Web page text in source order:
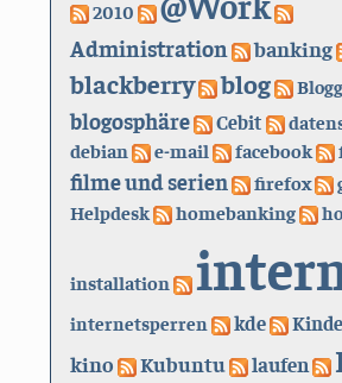
2010
Administration banking
blackberry blog
blogosphäre Cebit
debian e-mail facebook
filme und serien firefox
Helpdesk
homebanking
installation
internetsperren kde
kino Kubuntu laufen